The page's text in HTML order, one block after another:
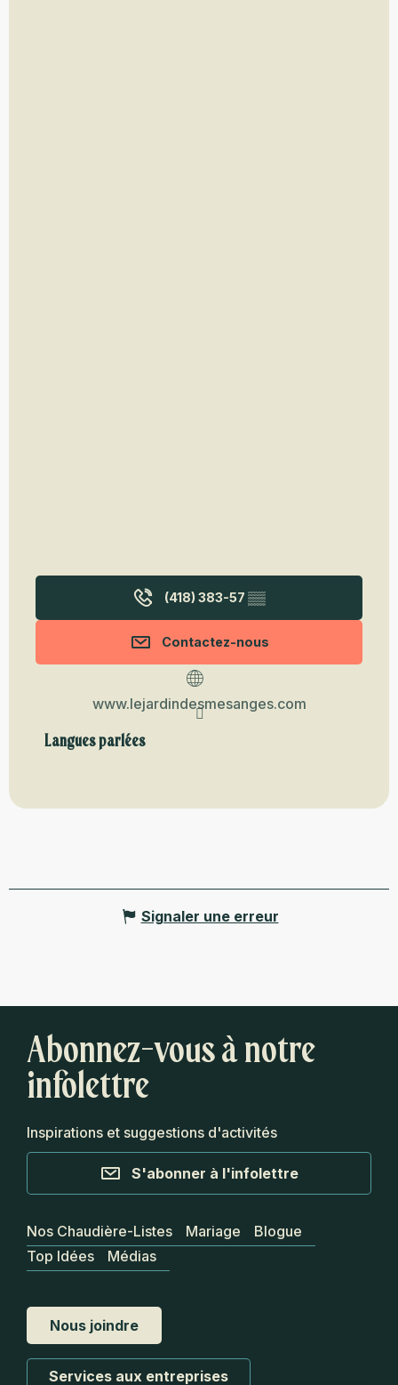
(418) 383-57 ▒▒
Contactez-nous
www.lejardindesmesanges.com
Langues parlées
Langues parlées
Signaler une erreur
Abonnez-vous à notre
infolettre
Inspirations et suggestions d'activités
S'abonner à l'infolettre
Nous joindre
Services aux entreprises
Nos Chaudière-Listes Mariage
Blogue
Top Idées
Médias